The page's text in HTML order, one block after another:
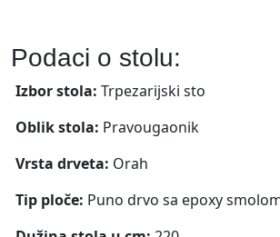
Podaci o stolu:
Izbor stola: Trpezarijski sto
Oblik stola: Pravougaonik
Vrsta drveta: Orah
Tip ploče: Puno drvo sa epoxy